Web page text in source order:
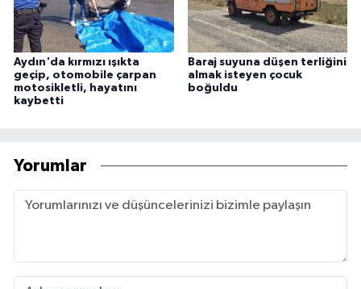
Aydın'da kırmızı ışıkta
geçip, otomobile çarpan
motosikletli, hayatını
kaybetti
Baraj suyuna düşen terliğini
almak isteyen çocuk
boğuldu
Yorumlar